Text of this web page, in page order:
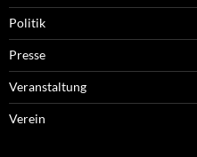
Politik
Presse
Veranstaltung
Verein